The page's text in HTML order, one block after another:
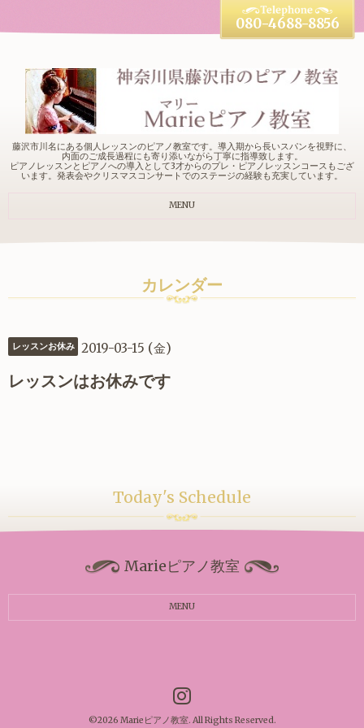
藤沢市川名にある個人レッスンのピアノ教室です。導入期から長いスパンを視野に、
内面のご成長過程にも寄り添いながら丁寧に指導致します。
ピアノレッスンとピアノへの導入として3才からのプレ・ピアノレッスンコースもござ
います。発表会やクリスマスコンサートでのステージの経験も充実しています。
080-4688-8856
MENU
カレンダー
レッスンお休み 2019-03-15 (金)
レッスンはお休みです
Today's Schedule
Marieピアノ教室
MENU
©2026 Marieピアノ教室. All Rights Reserved.